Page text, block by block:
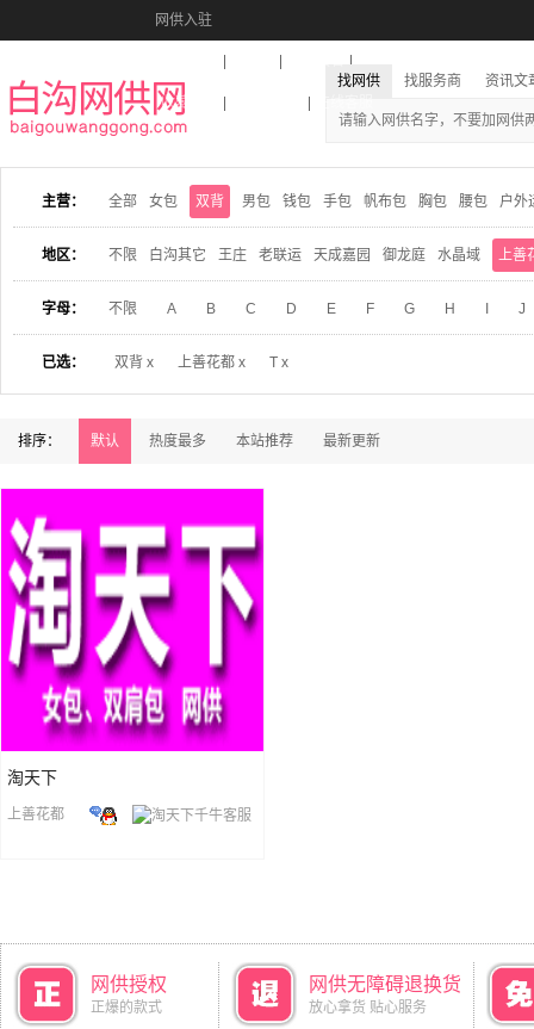
网供入驻
收藏本站
找网供 找服务商 资讯文
主营： 全部 女包 双背 男包 钱包 手包 帆布包 胸包 腰包 户外
地区： 不限 白沟其它 王庄 老联运 天成嘉园 御龙庭 水晶域 上善
字母： 不限 A B C D E F G H J
已选： 双背 x 上善花都 x T x
排序： 默认 热度最多 本站推荐 最新更新
淘天下
上善花都
网供授权
正爆的款式
网供无障碍退换货
放心拿货 贴心服务